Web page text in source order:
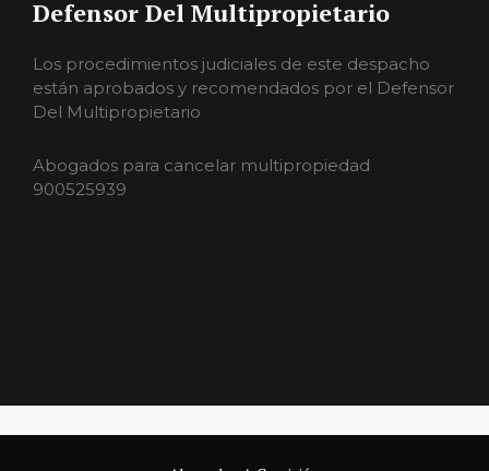
Defensor Del Multipropietario
Los procedimientos judiciales de este despacho
están aprobados y recomendados por el Defensor
Del Multipropietario
Abogados para cancelar multipropiedad
900525939